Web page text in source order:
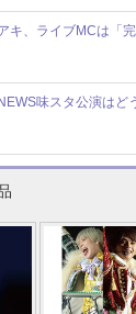
キ、ライブMCは「
味スタ公演は